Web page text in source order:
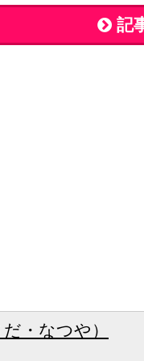
記
・なつや）